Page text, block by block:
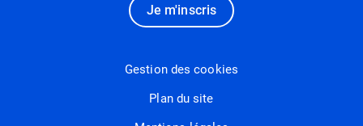
Je m'inscris
Gestion des cookies
Plan du site